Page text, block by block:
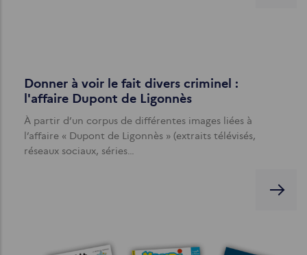
Donner à voir le fait divers criminel :
l'affaire Dupont de Ligonnès
À partir d’un corpus de différentes images liées à
l’affaire « Dupont de Ligonnès » (extraits télévisés,
réseaux sociaux, séries…